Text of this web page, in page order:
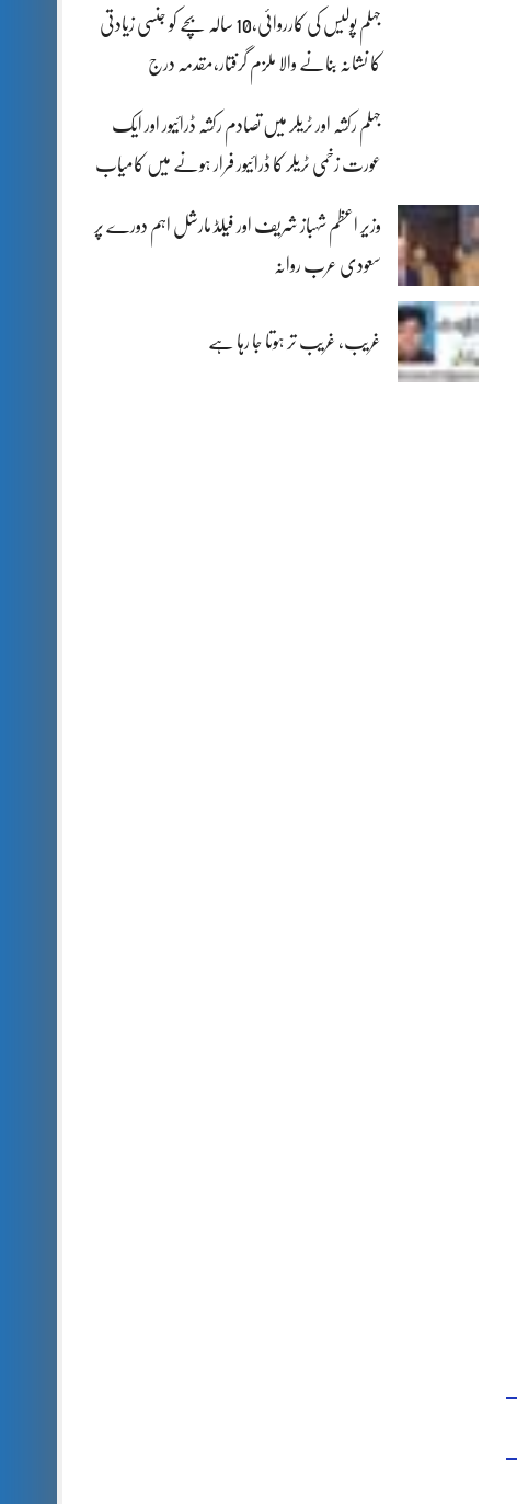
جہلم پولیس کی کارروائی،10 سالہ بچے کو جنسی زیادتی
کا نشانہ بنانے والا ملزم گرفتار،مقدمہ درج
جہلم رکشہ اور ٹریلر میں تصادم رکشہ ڈرائیور اور ایک
عورت زخمی ٹریلر کا ڈرائیور فرار ہونے میں کامیاب
وزیر اعظم شہباز شریف اور فیلڈ مارشل اہم دورے پر
سعودی عرب روانہ
غریب، غریب تر ہوتا جا رہا ہے